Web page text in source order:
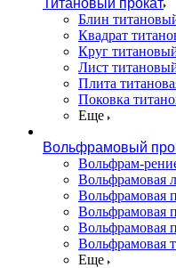
Титановый прокат
Блин
Квадрат
Круг
Лист
Плита
Поковка
Еще
Вольфрамовый
Вольфрам-
Вольфрамовая
Вольфрамовая
Вольфрамовая
Вольфрамовая
Вольфрамовая
Еще